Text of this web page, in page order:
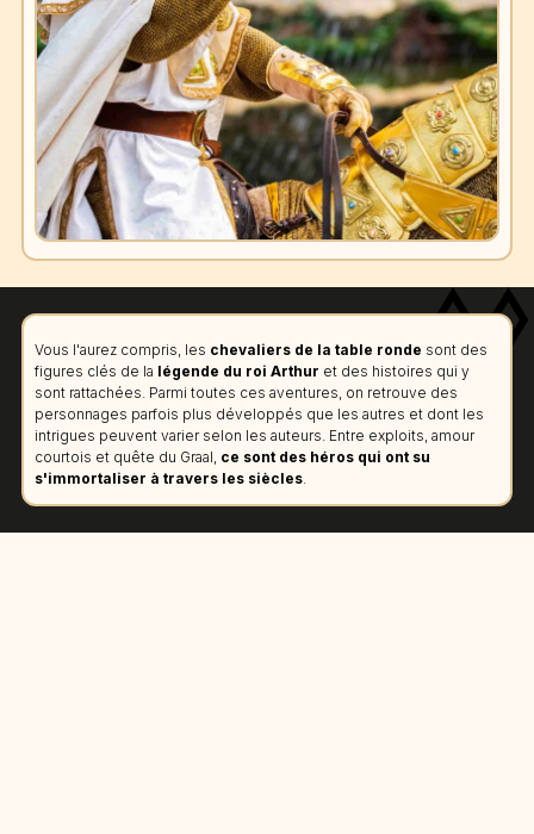
Vous l'aurez compris, les chevaliers de la table ronde sont des
figures clés de la légende du roi Arthur et des histoires qui y
sont rattachées. Parmi toutes ces aventures, on retrouve des
personnages parfois plus développés que les autres et dont les
intrigues peuvent varier selon les auteurs. Entre exploits, amour
courtois et quête du Graal, ce sont des héros qui ont su
s'immortaliser à travers les siècles.